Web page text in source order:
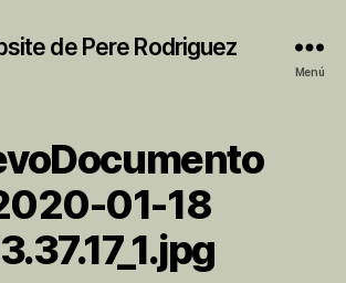
de Pere Rodriguez
Menú
01-18
P
o
r